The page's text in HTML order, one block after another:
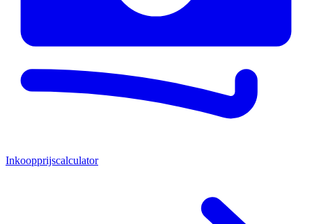
Inkoopprijscalculator